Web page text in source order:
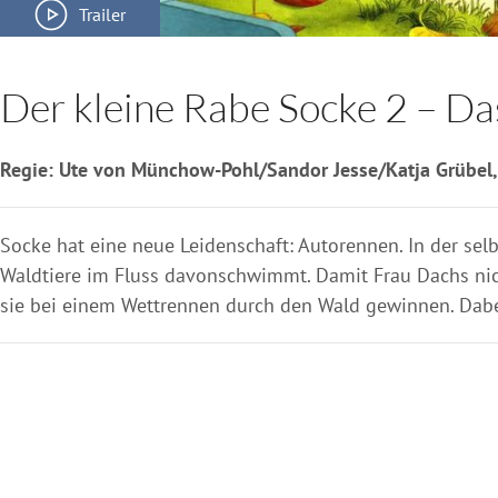
Trailer
Der kleine Rabe Socke 2 –
Regie: Ute von Münchow-Pohl/Sandor Jesse/Katja
Socke hat eine neue Leidenschaft: Autorennen. In der
Waldtiere im Fluss davonschwimmt. Damit Frau Dachs
sie bei einem Wettrennen durch den Wald gewinnen.